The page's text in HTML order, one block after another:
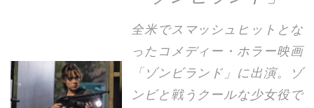
全米でスマッシュヒットとな
ったコメディー・ホラー映画
「ゾンビランド」に出演。ゾ
ンビと戦うクールな少女役で